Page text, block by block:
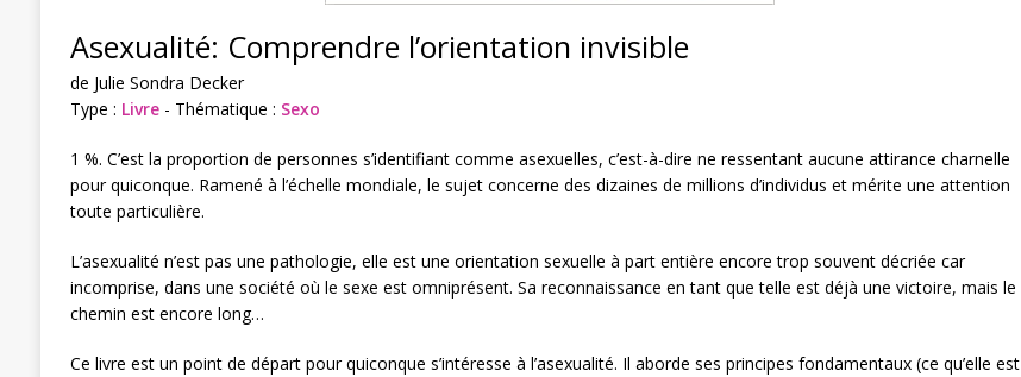
Asexualité: Comprendre l’orientation invisible
de Julie Sondra Decker
Type : Livre- Thématique : Sexo
1 %. C’est la proportion de personnes s’identifiant comme asexuelles, c’est-à-dire ne ressentant aucune attirance charnelle
pour quiconque. Ramené à l’échelle mondiale, le sujet concerne des dizaines de millions d’individus et mérite une attention
toute particulière.
L’asexualité n’est pas une pathologie, elle est une orientation sexuelle à part entière encore trop souvent décriée car
incomprise, dans une société où le sexe est omniprésent. Sa reconnaissance en tant que telle est déjà une victoire, mais le
chemin est encore long…
Ce livre est un point de départ pour quiconque s’intéresse à l’asexualité. Il aborde ses principes fondamentaux (ce qu’elle est